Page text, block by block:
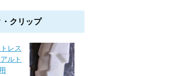
・クリップ
レス
ルト